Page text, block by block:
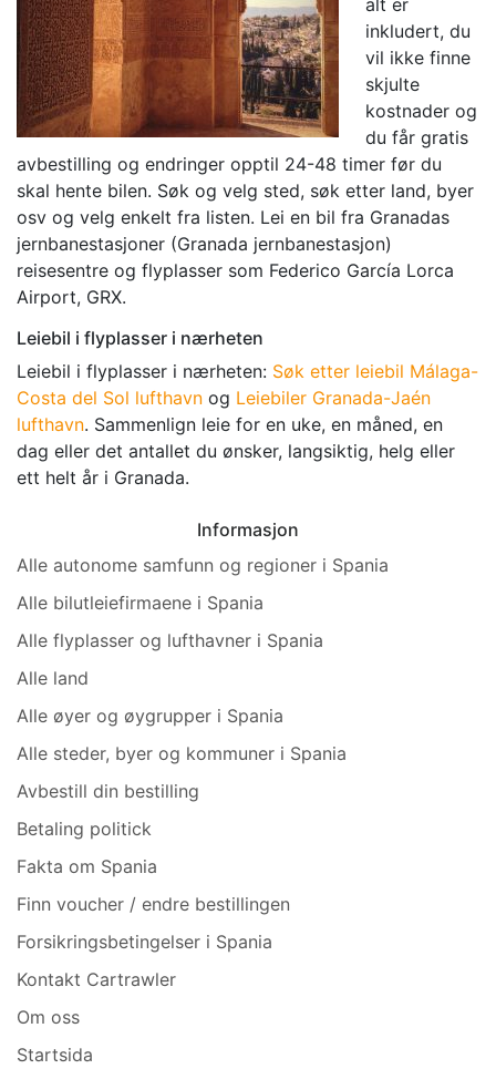
inkludert, du
vil ikke finne
skjulte
kostnader og
du får gratis
avbestilling og endringer opptil 24-48 timer før du
skal hente bilen. Søk og velg sted, søk etter land, byer
osv og velg enkelt fra listen. Lei en bil fra Granadas
jernbanestasjoner (Granada jernbanestasjon)
reisesentre og flyplasser som Federico García Lorca
Airport, GRX.
Leiebil i flyplasser i nærheten
Leiebil i flyplasser i nærheten: Søk etter leiebil Málaga-
Costa del Sol lufthavn og Leiebiler Granada-Jaén
lufthavn. Sammenlign leie for en uke, en måned, en
dag eller det antallet du ønsker, langsiktig, helg eller
ett helt år i Granada.
Informasjon
Alle autonome samfunn og regioner i Spania
Alle bilutleiefirmaene i Spania
Alle flyplasser og lufthavner i Spania
Alle land
Alle øyer og øygrupper i Spania
Alle steder, byer og kommuner i Spania
Avbestill din bestilling
Betaling politick
Fakta om Spania
Finn voucher / endre bestillingen
Forsikringsbetingelser i Spania
Kontakt Cartrawler
Om oss
Startsida